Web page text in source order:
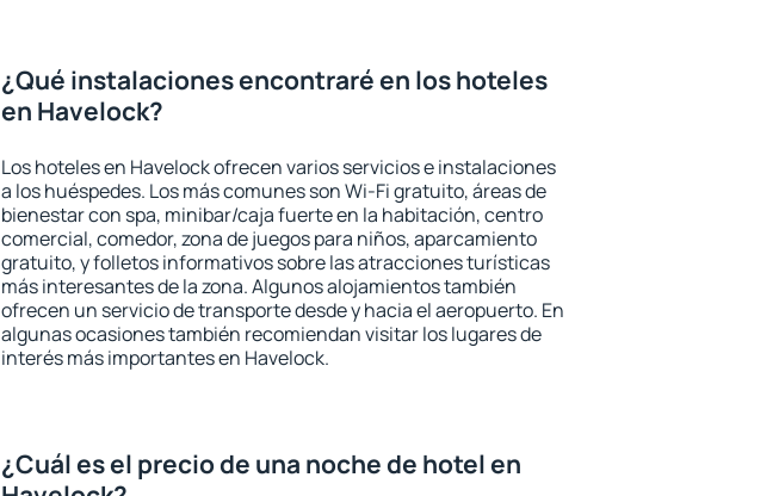
¿Qué instalaciones encontraré en los hoteles
en Havelock?
Los hoteles en Havelock ofrecen varios servicios e instalaciones
a los huéspedes. Los más comunes son Wi-Fi gratuito, áreas de
bienestar con spa, minibar/caja fuerte en la habitación, centro
comercial, comedor, zona de juegos para niños, aparcamiento
gratuito, y folletos informativos sobre las atracciones turísticas
más interesantes de la zona. Algunos alojamientos también
ofrecen un servicio de transporte desde y hacia el aeropuerto. En
algunas ocasiones también recomiendan visitar los lugares de
interés más importantes en Havelock.
¿Cuál es el precio de una noche de hotel en